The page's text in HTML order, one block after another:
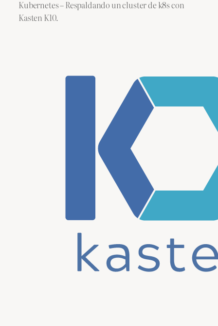
Kubernetes – Respaldando un cluster de k8s con
Kasten K10.